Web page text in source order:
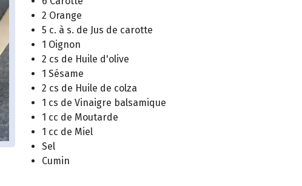
2 Orange
5 c. à s. de Jus de carotte
1 Oignon
2 cs de Huile d'olive
1 Sésame
2 cs de Huile de colza
1 cs de Vinaigre balsamique
1 cc de Moutarde
1 cc de Miel
Sel
Cumin